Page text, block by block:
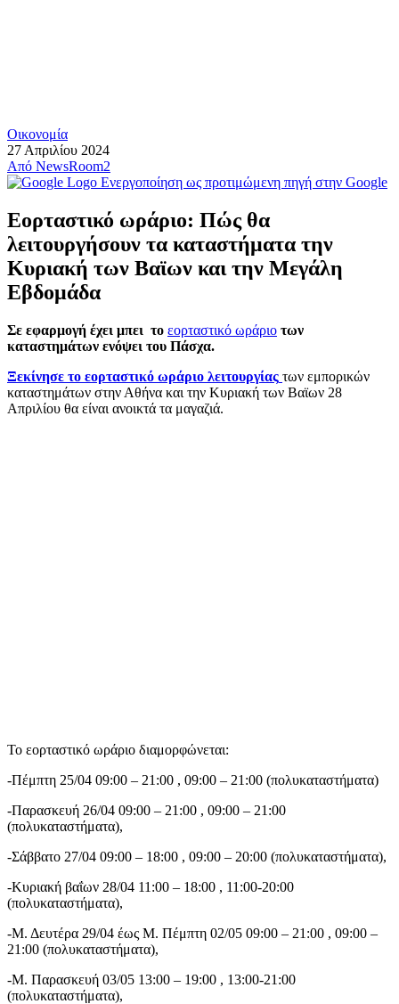
Οικονομία
27 Απριλίου 2024
Από NewsRoom2
Ενεργοποίηση ως προτιμώμενη πηγή στην Google
Εορταστικό ωράριο: Πώς θα
λειτουργήσουν τα καταστήματα την
Κυριακή των Βαϊων και την Μεγάλη
Εβδομάδα
Σε εφαρμογή έχει μπει το εορταστικό ωράριο των
καταστημάτων ενόψει του Πάσχα.
Ξεκίνησε το εορταστικό ωράριο λειτουργίας των εμπορικών
καταστημάτων στην Αθήνα και την Κυριακή των Βαϊων 28
Απριλίου θα είναι ανοικτά τα μαγαζιά.
Το εορταστικό ωράριο διαμορφώνεται:
-Πέμπτη 25/04 09:00 – 21:00 , 09:00 – 21:00 (πολυκαταστήματα)
-Παρασκευή 26/04 09:00 – 21:00 , 09:00 – 21:00
(πολυκαταστήματα),
-Σάββατο 27/04 09:00 – 18:00 , 09:00 – 20:00 (πολυκαταστήματα),
-Κυριακή βαΐων 28/04 11:00 – 18:00 , 11:00-20:00
(πολυκαταστήματα),
-Μ. Δευτέρα 29/04 έως Μ. Πέμπτη 02/05 09:00 – 21:00 , 09:00 –
21:00 (πολυκαταστήματα),
-Μ. Παρασκευή 03/05 13:00 – 19:00 , 13:00-21:00
(πολυκαταστήματα),